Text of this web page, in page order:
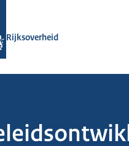
Rijksoverheid